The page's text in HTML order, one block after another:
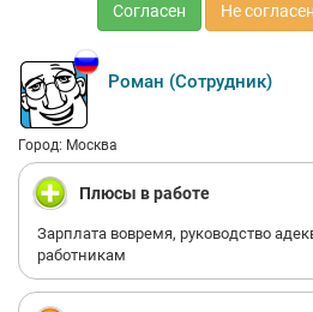
Согласен Не согласен
Роман (Сотрудник)
Город: Москва
Плюсы в работе
Зарплата вовремя, руководство
работникам